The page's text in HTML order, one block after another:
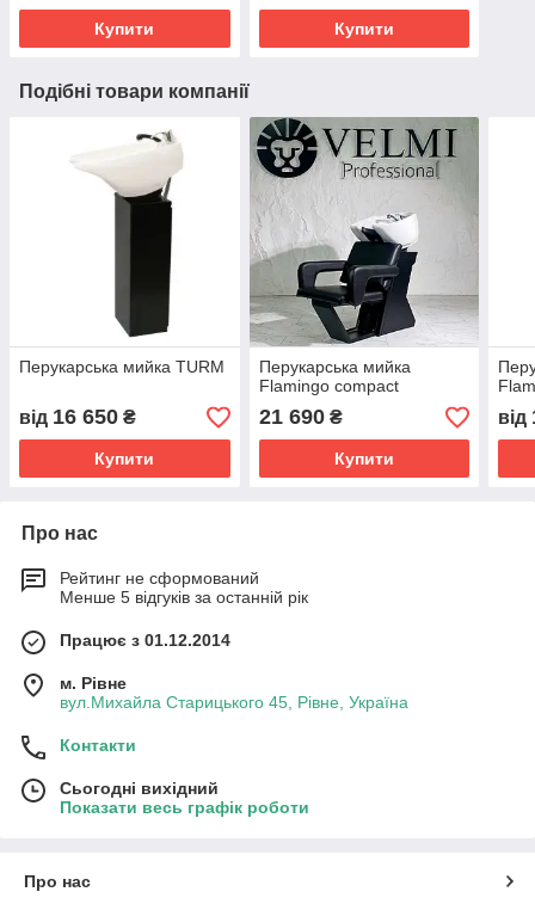
Купити Купити
Подібні товари компанії
Перукарська мийка TURM
від 16 650 ₴
Купити
Перукарська мийка
Flamingo compact
21 690₴
Купити
від
Про нас
Рейтинг не сформований
Менше 5 відгуків за останній рік
Працює з 01.12.2014
м. Рівне
вул.Михайла Старицького 45, Рівне, Україна
Контакти
Сьогодні вихідний
Показати весь графік роботи
Про нас